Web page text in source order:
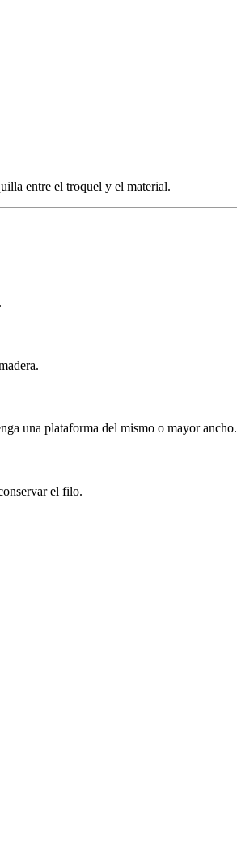
entre el troquel y el material.
una plataforma del mismo o mayor ancho.
el filo.